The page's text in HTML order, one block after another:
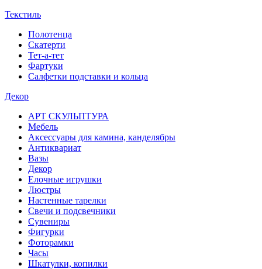
Текстиль
Полотенца
Скатерти
Тет-а-тет
Фартуки
Салфетки подставки и кольца
Декор
АРТ СКУЛЬПТУРА
Мебель
Аксессуары для камина, канделябры
Антиквариат
Вазы
Декор
Елочные игрушки
Люстры
Настенные тарелки
Свечи и подсвечники
Сувениры
Фигурки
Фоторамки
Часы
Шкатулки, копилки